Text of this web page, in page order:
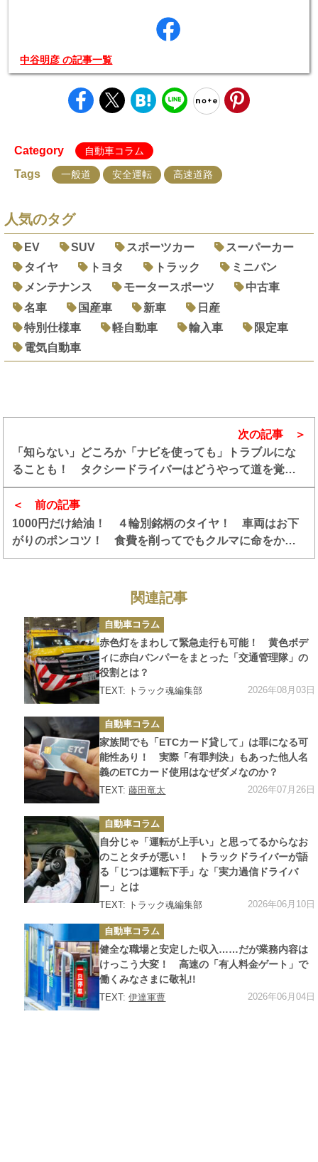
中谷明彦 の記事一覧
Category 自動車コラム
Tags 一般道 安全運転 高速道路
人気のタグ
EV SUV スポーツカー
スーパーカー
タイヤ
トヨタ トラック
ミニバン
メンテナンス
モータースポーツ
中古車
名車
国産車 新車
日産
特別仕様車
軽自動車 輸入車
限定車
電気自動車
前の記事
1000円だけ給油！ ４輪別銘柄のタイヤ！ 車両はお下
がりのポンコツ！ 食費を削ってでもクルマに命をかけ
た昭和のカーマニアあるある６つ
次の記事
「知らない」どころか「ナビを使っても」トラブルにな
ることも！ タクシードライバーはどうやって道を覚え
るのか？
関連記事
カ
テ
ゴ
リ
ー
自動車コラム
赤色灯をまわして緊急走行も可能！ 黄色ボデ
ィに赤白バンパーをまとった「交通管理隊」の
役割とは？
TEXT: トラック魂編集部 2026年08月03日
カ
テ
ゴ
リ
ー
自動車コラム
家族間でも「ETCカード貸して」は罪になる可
能性あり！ 実際「有罪判決」もあった他人名
義のETCカード使用はなぜダメなのか？
TEXT:藤田竜太 2026年07月26日
カ
テ
ゴ
リ
ー
自動車コラム
自分じゃ「運転が上手い」と思ってるからなお
のことタチが悪い！ トラックドライバーが語
る「じつは運転下手」な「実力過信ドライバ
ー」とは
TEXT: トラック魂編集部 2026年06月10日
カ
テ
ゴ
リ
ー
自動車コラム
健全な職場と安定した収入……だが業務内容は
けっこう大変！ 高速の「有人料金ゲート」で
働くみなさまに敬礼!!
TEXT:伊達軍曹 2026年06月04日